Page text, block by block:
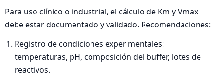
Para uso clínico o industrial, el cálculo de Km y Vmax
debe estar documentado y validado. Recomendaciones:
Registro de condiciones experimentales:
temperaturas, pH, composición del buffer, lotes de
reactivos.